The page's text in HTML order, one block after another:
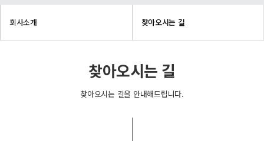
회사소개 찾아오시는 길
찾아오시는 길
찾아오시는 길을 안내해드립니다.